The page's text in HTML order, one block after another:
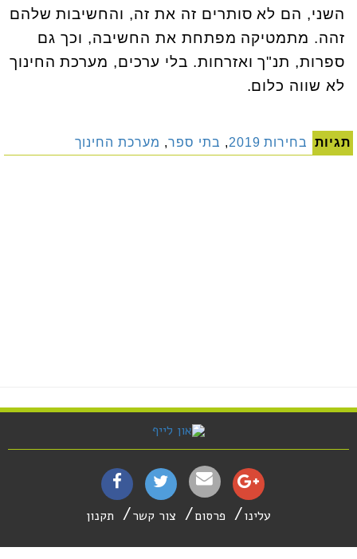
השני, הם לא סותרים זה את זה, והחשיבות שלהם
זהה. מתמטיקה מפתחת את החשיבה, וכך גם
ספרות, תנ"ך ואזרחות. בלי ערכים, מערכת החינוך
לא שווה כלום.
תגיות בחירות 2019 , בתי ספר, מערכת החינוך
עלינו פרסום צור קשר תקנון